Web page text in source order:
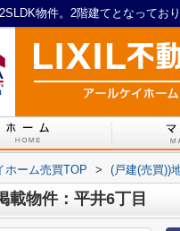
物件。2階建てとなってお
ホーム売買TOP > (戸建(売買))
載物件：平井6丁目